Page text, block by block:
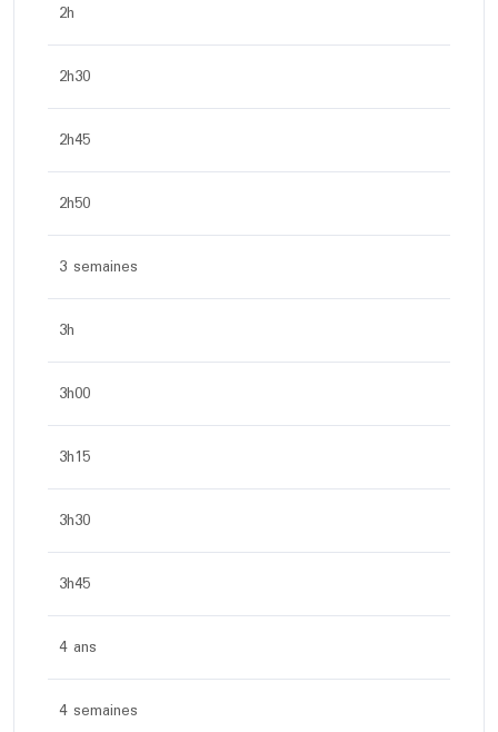
2h
2h30
2h45
2h50
3 semaines
3h
3h00
3h15
3h30
3h45
4 ans
4 semaines